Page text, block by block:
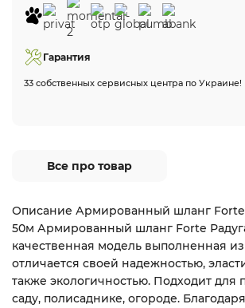
Гарантия
33 собственных сервисных центра по Украине!
Все про товар
Описание Армированный шланг Forte
50м Армированный шланг Forte
качественная модель выполненная
отличается своей надежностью,
также экологичностью. Подходит для
саду, полисаднике, огороде.